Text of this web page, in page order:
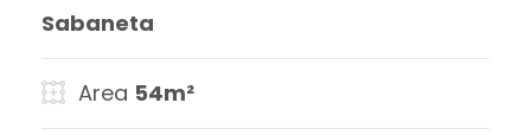
Sabaneta
Area 54m²